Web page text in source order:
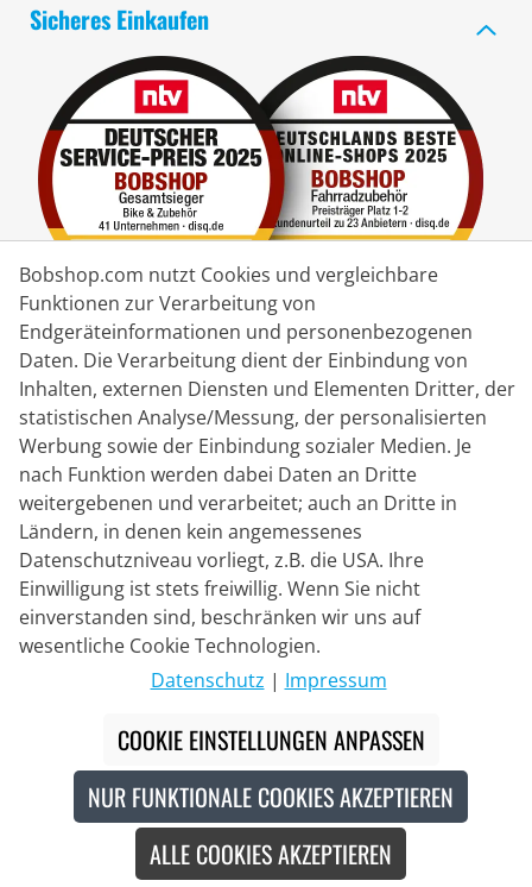
Kontakt
Livechat
Mo - Fr: 8:30 bis 16:00 (MEZ)
Whatsapp
Rückruf
Kontaktformular
Sicheres Einkaufen
Lieferpartner
Die durchgestrichenen Preise entsprechen unseren
Markteinführungspreisen der aktuellen Saison.
© 2026 Bike o' bello Radsportversand GmbH & Co.KG
Bobshop.com nutzt Cookies und vergleichbare
Funktionen zur Verarbeitung von
Endgeräteinformationen und personenbezogenen
Daten. Die Verarbeitung dient der Einbindung von
Inhalten, externen Diensten und Elementen Dritter, der
statistischen Analyse/Messung, der personalisierten
Werbung sowie der Einbindung sozialer Medien. Je
nach Funktion werden dabei Daten an Dritte
weitergebenen und verarbeitet; auch an Dritte in
Ländern, in denen kein angemessenes
Datenschutzniveau vorliegt, z.B. die USA. Ihre
Einwilligung ist stets freiwillig. Wenn Sie nicht
einverstanden sind, beschränken wir uns auf
wesentliche Cookie Technologien.
Datenschutz | Impressum
COOKIE EINSTELLUNGEN ANPASSEN
NUR FUNKTIONALE COOKIES AKZEPTIEREN
ALLE COOKIES AKZEPTIEREN